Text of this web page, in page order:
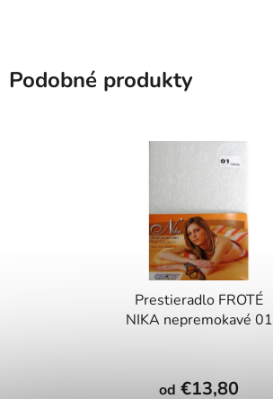
Podobné produkty
Prestieradlo FROTÉ
NIKA nepremokavé 01
od €13,80